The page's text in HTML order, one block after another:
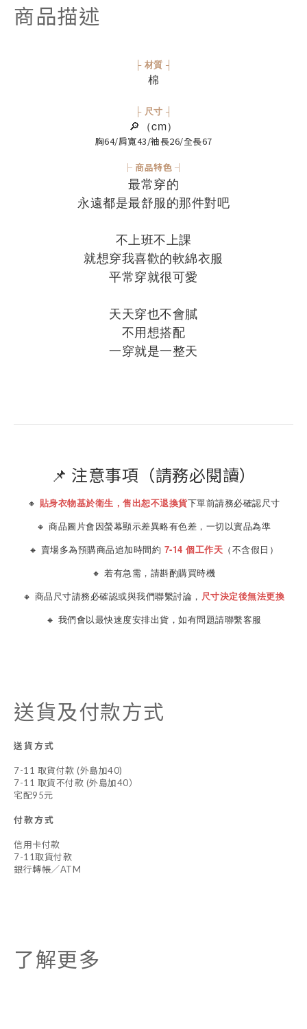
商品描述
├ 材質 ┤
棉
├ 尺寸 ┤
🔎（cm）
胸64/肩寬43/袖長26/全長67
├ 商品特色 ┤
最常穿的
永遠都是最舒服的那件對吧
不上班不上課
就想穿我喜歡的軟綿衣服
平常穿就很可愛
天天穿也不會膩
不用想搭配
一穿就是一整天
📌 注意事項（請務必閱讀）
🔸 貼身衣物基於衛生，售出恕不退換貨下單前請務必確認尺寸
🔸 商品圖片會因螢幕顯示差異略有色差，一切以實品為準
🔸 賣場多為預購商品追加時間約 7-14 個工作天 （不含假日）
🔸 若有急需，請斟酌購買時機
🔸 商品尺寸請務必確認或與我們聯繫討論， 尺寸決定後無法更換
🔸 我們會以最快速度安排出貨，如有問題請聯繫客服
送貨及付款方式
送貨方式
7-11 取貨付款 (外島加40)
7-11 取貨不付款 (外島加40）
宅配95元
付款方式
信用卡付款
7-11取貨付款
銀行轉帳／ATM
了解更多